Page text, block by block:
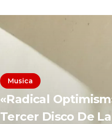
Musica
«Radical
Tercer Disco De